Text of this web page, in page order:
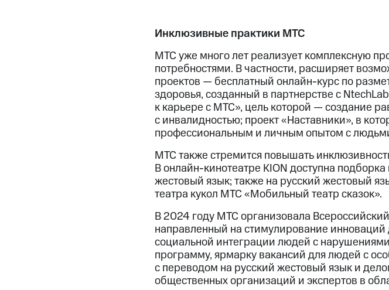
Инклюзивные практики МТС
МТС уже много лет реализует комплексную
потребностями. В частности, расширяет
проектов — бесплатный онлайн-курс по
здоровья, созданный в партнерстве с
к карьере с МТС», цель которой — создание
с инвалидностью; проект «Наставники», в
профессиональным и личным опытом с
МТС также стремится повышать
В онлайн-кинотеатре KION доступна
жестовый язык; также на русский жестовый
театра кукол МТС «Мобильный театр сказок».
В 2024 году МТС организовала
направленный на стимулирование
социальной интеграции людей с
программу, ярмарку вакансий для людей с
с переводом на русский жестовый язык и
общественных организаций и экспертов в